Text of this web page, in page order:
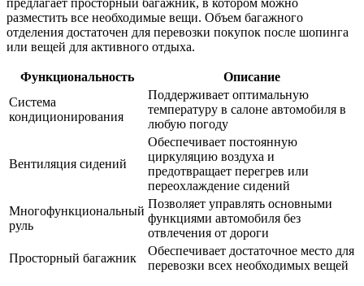
разместить все необходимые вещи. Объем багажного
отделения достаточен для перевозки покупок после шопинга
или вещей для активного отдыха.
Функциональность
Описание
Система
кондиционирования
Поддерживает оптимальную
температуру в салоне автомобиля в
любую погоду
Вентиляция сидений
Обеспечивает постоянную
циркуляцию воздуха и
предотвращает перегрев или
переохлаждение сидений
Многофункциональный
руль
Позволяет управлять основными
функциями автомобиля без
отвлечения от дороги
Просторный багажник
Обеспечивает достаточное место для
перевозки всех необходимых вещей